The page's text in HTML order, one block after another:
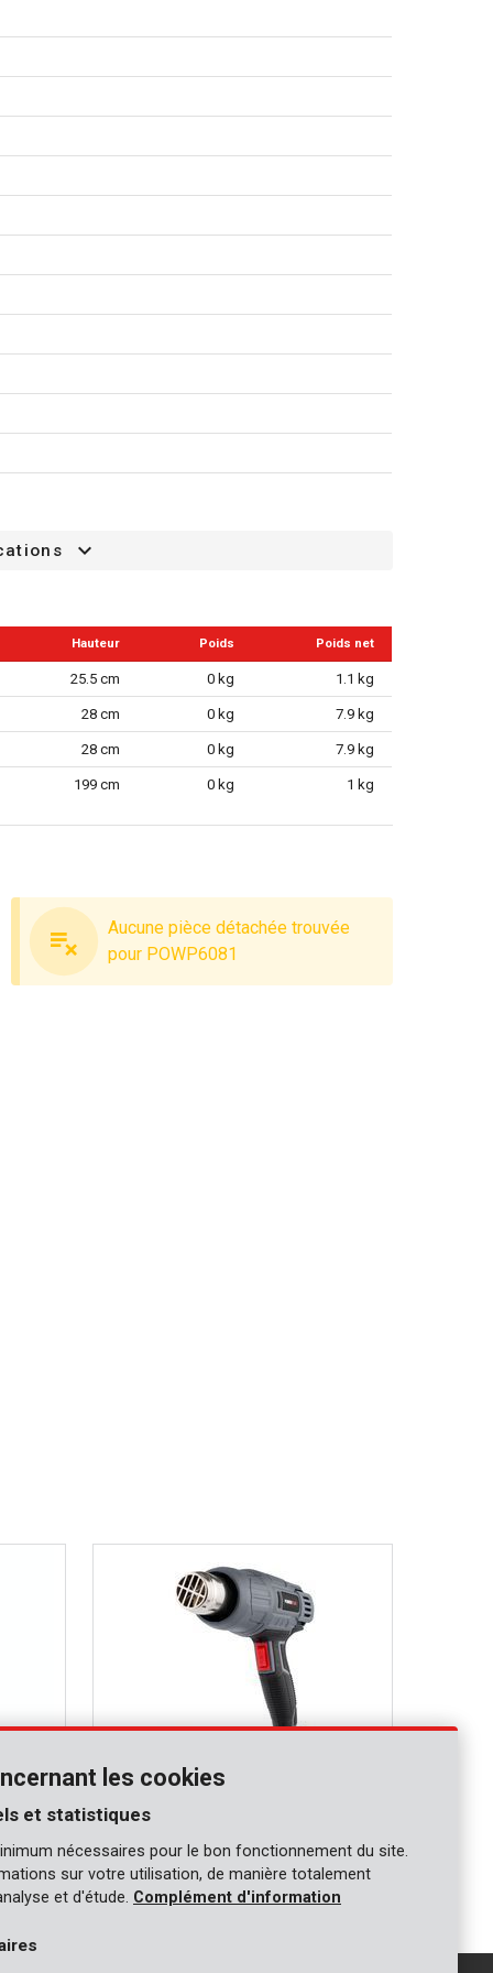
Hauteur Poids Poids net
25.5 cm 0 kg 1.1 kg
28 cm 0 kg 7.9 kg
28 cm 0 kg 7.9 kg
199 cm 0 kg 1 kg
Aucune pièce détachée trouvée
pour POWP6081
Décapeur thermique 2000W - 3 acc.
les cookies
et statistiques
nécessaires pour le bon fonctionnement du site.
sur votre utilisation, de manière totalement
et d'étude. Complément d'information